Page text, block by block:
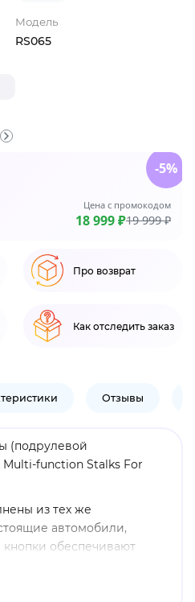
Модель
RS065
Цена с промокодом
18 999 ₽19 999 ₽
-5%
Про возврат
Как отследить заказ
Отзывы
(подрулевой
Multi-function Stalks For
из тех же
автомобили,
обеспечивают